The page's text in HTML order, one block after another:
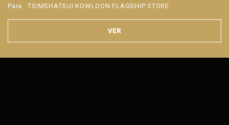
Para TSIMSHATSUI KOWLOON FLAGSHIP STORE
VER